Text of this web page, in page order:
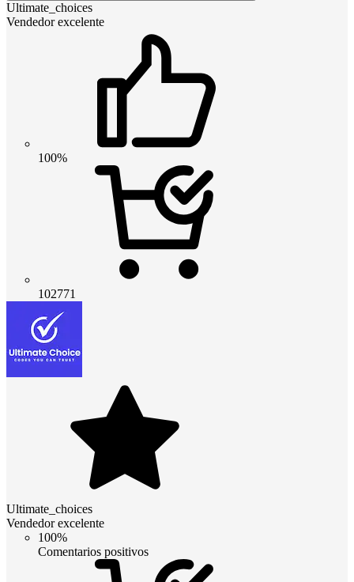
Ultimate_choices
Vendedor excelente
100%
102771
Ultimate_choices
Vendedor excelente
100%
Comentarios positivos